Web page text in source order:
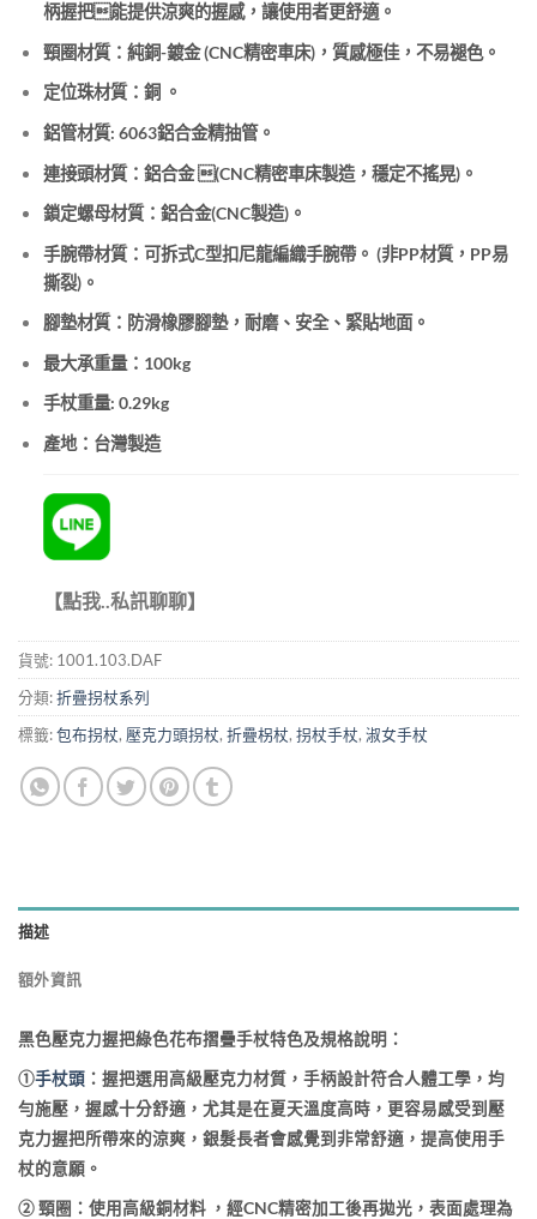
柄握把能提供涼爽的握感，讓使用者更舒適。
頸圈材質：純銅-鍍金 (CNC精密車床)，質感極佳，不易褪色。
定位珠材質：銅 。
鋁管材質: 6063鋁合金精抽管。
連接頭材質：鋁合金 (CNC精密車床製造，穩定不搖晃)。
鎖定螺母材質：鋁合金(CNC製造)。
手腕帶材質：可拆式C型扣尼龍編織手腕帶。 (非PP材質，PP易
撕裂)。
腳墊材質：防滑橡膠腳墊，耐磨、安全、緊貼地面。
最大承重量：100kg
手杖重量: 0.29kg
產地：台灣製造
【點我..私訊聊聊】
貨號: 1001.103.DAF
分類:折疊拐杖系列
標籤:包布拐杖, 壓克力頭拐杖, 折疊柺杖, 拐杖手杖, 淑女手杖
描述
額外資訊
黑色壓克力握把綠色花布摺疊手杖特色及規格說明：
①手杖頭 ：握把選用高級壓克力材質，手柄設計符合人體工學， 均
勻施壓， 握感十分舒適，尤其是在夏天溫度高時，更容易感受到壓
克力握把所帶來的涼爽，銀髮長者會感覺到非常舒適，提高使用手
杖的意願。
② 頸圈：使用高級銅材料 ，經CNC精密加工後再拋光，表面處理為